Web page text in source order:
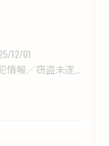
12/01